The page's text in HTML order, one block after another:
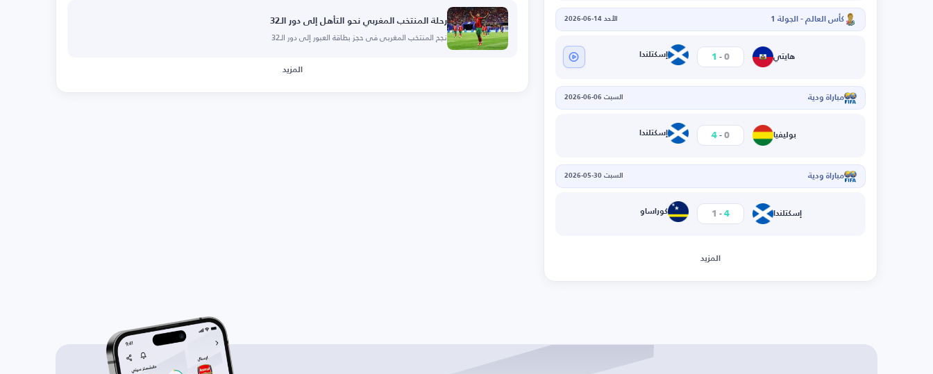
كأس العالم - الجولة 1 الأحد 14-06-2026
هايتي 0
-
1 إسكتلندا
مباراة ودية السبت 06-06-2026
بوليفيا 0
-
4 إسكتلندا
مباراة ودية السبت 30-05-2026
إسكتلندا 4
-
1 كوراساو
المزيد
رحلة المنتخب المغربي نحو التأهل إلى دور الـ32
نجح المنتخب المغربي في حجز بطاقة العبور إلى دور الـ32
المزيد